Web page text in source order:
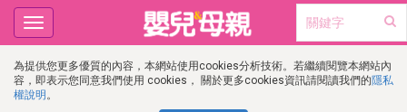
為提供您更多優質的內容，本網站使用cookies分析技術。若繼續閱覽本網站內
容，即表示您同意我們使用 cookies， 關於更多cookies資訊請閱讀我們的隱私
權說明 。
Toggle
navigation